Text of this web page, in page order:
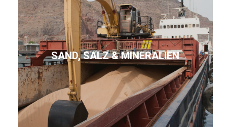
SAND, SALZ & MINERALIEN